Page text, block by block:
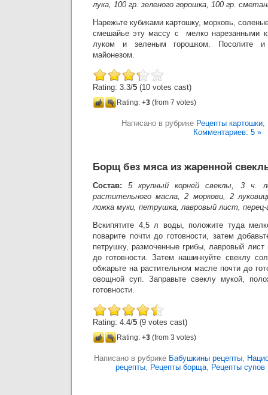
лука, 100 гр. зеленого горошка, 100 гр.
Нарежьте кубиками картошку, морковь,
смешайье эту массу с мелко нарезанными
луком и зеленым горошком. Посолите и
майонезом.
Rating: 3.3/5 (10 votes cast)
Rating: +3 (from 7 votes)
Написано в рубрике Рецепты картошки,
Комментариев: 5 »
Борщ без мяса из жаренной
Состав:5 крупный корней свеклы, 3 ч.
растительного масла, 2 моркови, 2
ложка муки, петрушка, лавровый лист, перец-
Вскипятите 4,5 л воды, положите туда
поварите почти до готовности, затем
петрушку, размоченные грибы, лавровый лист
до готовности. Затем нашинкуйте свеклу
обжарьте на растительном масле почти до
овощной суп. Заправьте свеклу мукой,
готовности.
Rating: 4.4/5 (9 votes cast)
Rating: +3 (from 3 votes)
Написано в рубрике Бабушкины рецепты,
рецепты, Рецепты борща, Рецепты супов